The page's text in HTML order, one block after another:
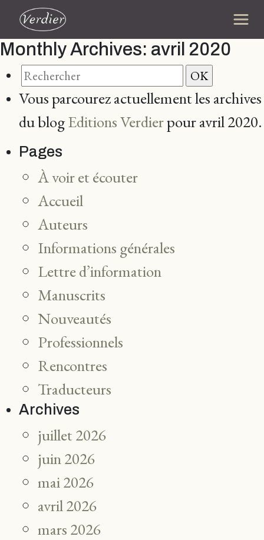
Monthly Archives: avril 2020
Vous parcourez actuellement les archives
du blogEditions Verdierpour avril 2020.
Pages
À voir et écouter
Accueil
Auteurs
Informations générales
Lettre d’information
Manuscrits
Nouveautés
Professionnels
Rencontres
Traducteurs
Archives
juillet 2026
juin 2026
mai 2026
avril 2026
mars 2026